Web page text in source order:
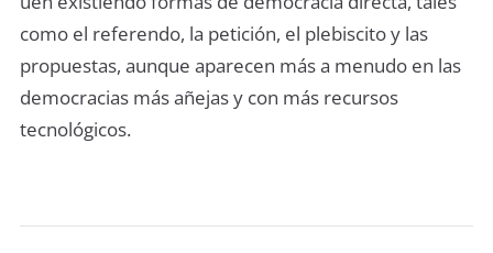
como el referendo, la petición, el plebiscito y las
propuestas, aunque aparecen más a menudo en las
democracias más añejas y con más recursos
tecnológicos.